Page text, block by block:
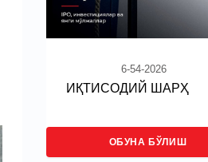
6-54-2026
ИҚТИСОДИЙ ШАРҲ
ОБУНА БЎЛИШ